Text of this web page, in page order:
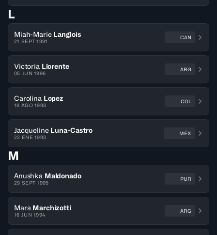
L
Miah-Marie Langlois
21 SEPT 1991
CAN
Victoria Llorente
05 JUN 1996
ARG
Carolina Lopez
18 AGO 1998
COL
Jacqueline Luna-Castro
22 ENE 1993
MEX
M
Anushka Maldonado
29 SEPT 1995
PUR
Mara Marchizotti
16 JUN 1994
ARG